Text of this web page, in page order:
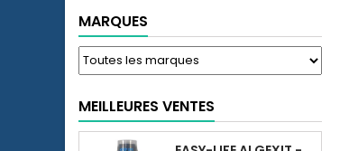
MARQUES
MEILLEURES VENTES